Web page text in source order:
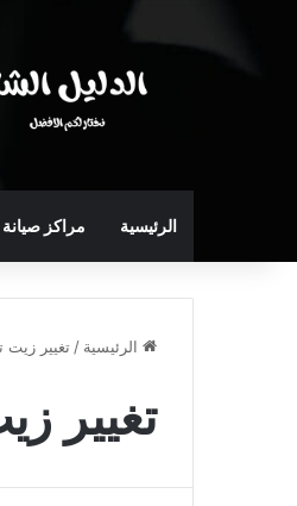
الرئيسية مراكز
الرئيسية /تغيير زيت
تغيير